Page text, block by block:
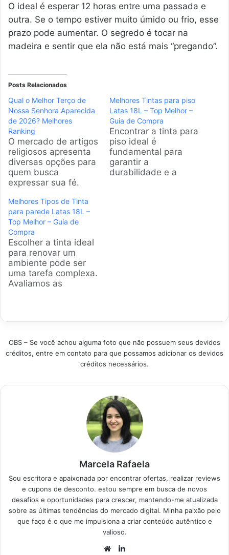
O ideal é esperar 12 horas entre uma passada e
outra. Se o tempo estiver muito úmido ou frio, esse
prazo pode aumentar. O segredo é tocar na
madeira e sentir que ela não está mais “pregando”.
Posts Relacionados
Qual o Melhor Terço de
Nossa Senhora Aparecida
de 2026? Melhores
Ranking
O mercado de artigos
religiosos apresenta
diversas opções para
quem busca
expressar sua fé.
Nossa Senhora
Aparecida exige
observar detalhes de
acabamento e
resistência. Nossa
equipe selecionou os
modelos com maior
volume de vendas e
avaliações positivas
Melhores Tintas para piso
Latas 18L – Top Melhor –
Guia de Compra
Encontrar a tinta para
piso ideal é
fundamental para
garantir a
durabilidade e a
Melhores Tipos de Tinta
para parede Latas 18L –
Top Melhor – Guia de
Compra
Escolher a tinta ideal
para renovar um
ambiente pode ser
uma tarefa complexa.
Avaliamos as
considerando
cobertura e
acabamento,
garantindo que seu
resultado profissional
tinta para parede em
OBS – Se você achou alguma foto que não possuem seus devidos
créditos, entre em contato para que possamos adicionar os devidos
créditos necessários.
Marcela Rafaela
Sou escritora e apaixonada por encontrar ofertas, realizar reviews
e cupons de desconto. estou sempre em busca de novos
desafios e oportunidades para crescer, mantendo-me atualizada
sobre as últimas tendências do mercado digital. Minha paixão pelo
que faço é o que me impulsiona a criar conteúdo autêntico e
valioso.
Website